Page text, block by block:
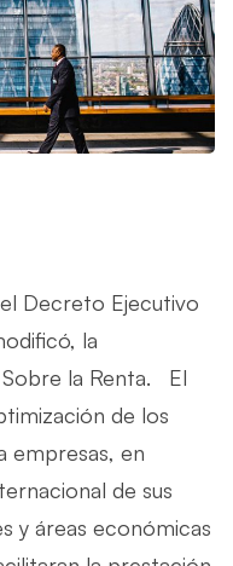
Decreto Ejecutivo
la
la Renta. El
de los
empresas, en
de sus
y áreas económicas